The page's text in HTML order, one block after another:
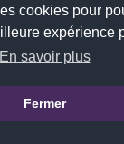
cookies pour
expérience
En savoir plus
Fermer
© 2018-2026
SITE WEB
TOUTES LES